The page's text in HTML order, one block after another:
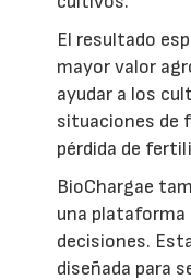
El resultado
mayor valor
ayudar a los
situaciones de
pérdida de
BioChargae
una plataforma
decisiones.
diseñada para